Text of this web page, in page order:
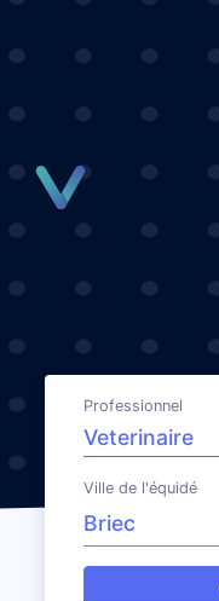
Professionnel
Ville de l'équidé